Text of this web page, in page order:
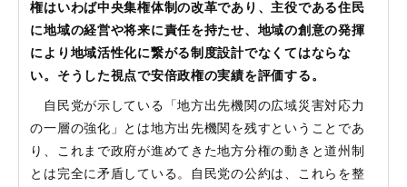
権はいわば中央集権体制の改革であり、主役である住民
に地域の経営や将来に責任を持たせ、地域の創意の発揮
により地域活性化に繋がる制度設計でなくてはならな
い。そうした視点で安倍政権の実績を評価する。
自民党が示している「地方出先機関の広域災害対応力
の一層の強化」とは地方出先機関を残すということであ
り、これまで政府が進めてきた地方分権の動きと道州制
とは完全に矛盾している。自民党の公約は、これらを整